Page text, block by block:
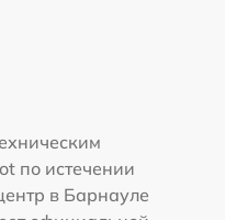
по истечении
в Барнауле